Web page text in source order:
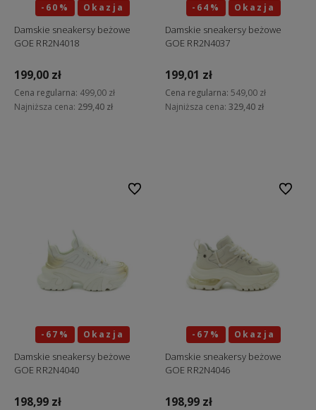
-60% Okazja
Damskie sneakersy beżowe
GOE RR2N4018
199,00 zł
Cena regularna: 499,00 zł
Najniższa cena: 299,40 zł
-64% Okazja
Damskie sneakersy beżowe
GOE RR2N4037
199,01 zł
Cena regularna: 549,00 zł
Najniższa cena: 329,40 zł
-67% Okazja
Damskie sneakersy beżowe
GOE RR2N4040
198,99 zł
Do ulubionych
-67% Okazja
Damskie sneakersy beżowe
GOE RR2N4046
198,99 zł
Do